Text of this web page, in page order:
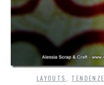
LAYOUTS TENDENZE